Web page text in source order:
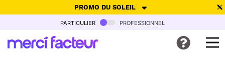
PROMO DU SOLEIL
-30% de réduction avec le code SUMMER26pour envoyer des
particulier professionnel